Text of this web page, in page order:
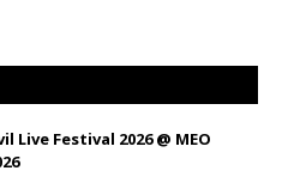
Live Festival 2026 @ MEO